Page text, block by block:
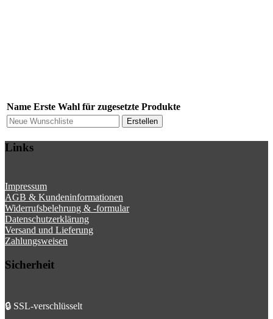
Name Erste Wahl für zugesetzte Produkte
Erstellen
Links
Impressum
AGB & Kundeninformationen
Widerrufsbelehrung & -formular
Datenschutzerklärung
Versand und Lieferung
Zahlungsweisen
Sicherheit
🔒 SSL-verschlüsselt